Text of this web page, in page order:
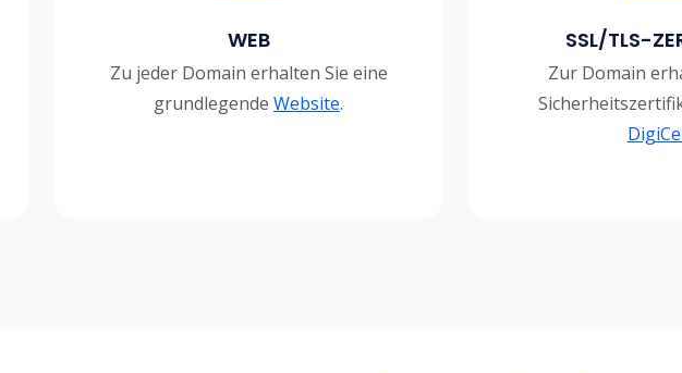
WEB
Zu jeder Domain erhalten Sie eine
grundlegende Website.
SSL/TLS-
Zur Domain